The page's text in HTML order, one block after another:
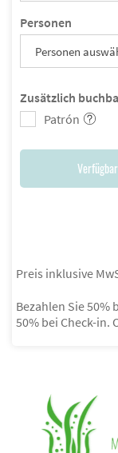
Personen
Personen
Zusätzlich
Patrón
Preis inklusive
Bezahlen Sie
50% bei Check-in.